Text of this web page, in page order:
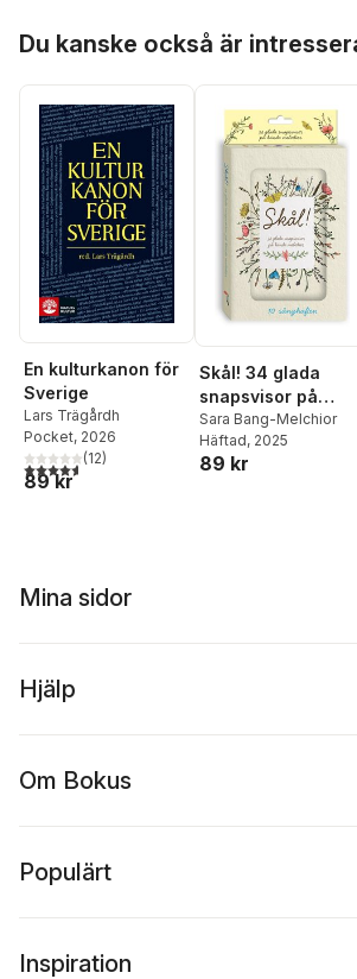
Du kanske också är
En kulturkanon för
Sverige
Lars Trägårdh
Pocket, 2026
4,6utav 5 stjärnor. Totalt antal röster:
(12)
89 kr
Skål! 34 glada
snapsvisor på
kända melodier
Sara Bang-Melchior
Häftad, 2025
89 kr
Mina sidor
Hjälp
Om Bokus
Populärt
Inspiration